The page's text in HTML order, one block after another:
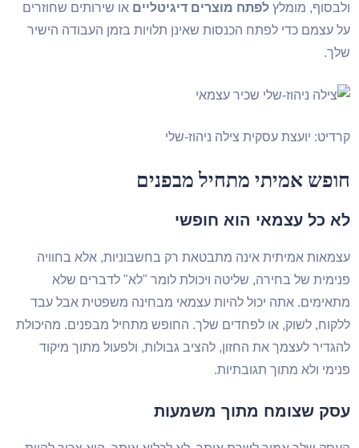
מומלץלפתח מוצרים דיגיטלייםאו שירותים שחוזרים
עצמם כדי לפתח הכנסות שאינן תלויות בזמן העבודה הישיר
יועצת עסקית צילה ניהוז-שלי
אמיתי מתחיל מבפנים
כל עצמאי הוא חופשי
אמיתית אינה מתבטאת רק בחשבוניות, אלא בחוויה
של בחירה, שליטה ויכולת לומר "לא" לדברים שלא
אתה יכול להיות עצמאי מבחינה משפטית אבל עבד
לשוק, או לפחדים שלך. החופש מתחיל מבפנים. מהיכולת
לעצמך את החזון, להציב גבולות, ולפעול מתוך מיקוד
ולא מתוך תגובתיות.
שצומח מתוך משמעות